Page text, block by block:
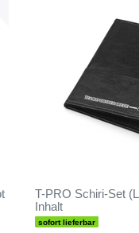
T-PRO Schiri-Set
Inhalt
sofort lieferbar